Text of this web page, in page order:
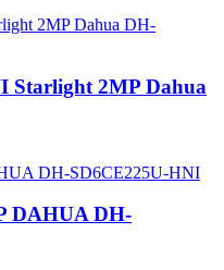
Starlight 2MP Dahua
DAHUA DH-